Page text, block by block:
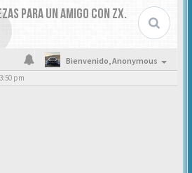
PARA UN AMIGO CON ZX.
Bienvenido,Anonymous
pm